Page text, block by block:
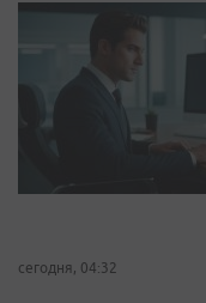
сегодня, 04:32